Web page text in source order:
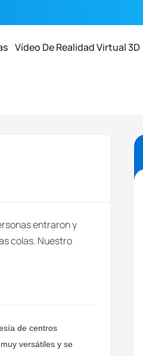
Vídeo De Realidad Virtual 3D
entraron y
colas. Nuestro
de centros
versátiles y se